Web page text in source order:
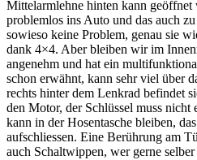
Mittelarmlehne hinten kann geöffnet
problemlos ins Auto und das auch
sowieso keine Problem, genau sie
dank 4×4. Aber bleiben wir im
angenehm und hat ein
schon erwähnt, kann sehr viel über
rechts hinter dem Lenkrad befindet
den Motor, der Schlüssel muss nicht
kann in der Hosentasche bleiben,
aufschliessen. Eine Berührung am
auch Schaltwippen, wer gerne